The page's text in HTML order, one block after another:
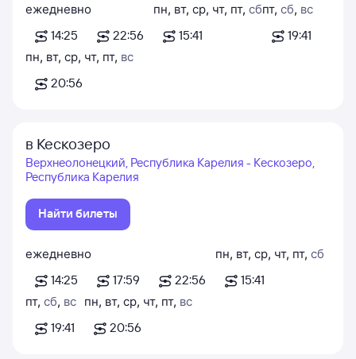
ежедневно
14:25
22:56
пн, вт, ср, чт, пт, сб
15:41
пт, сб, вс
19:41
пн, вт, ср, чт, пт, вс
20:56
в Кескозеро
Верхнеолонецкий, Республика Карелия - Кескозеро,
Республика Карелия
Найти билеты
ежедневно
14:25
17:59 22:56
пн, вт, ср, чт, пт, сб
15:41
пт, сб, вс
19:41
пн, вт, ср, чт, пт, вс
20:56